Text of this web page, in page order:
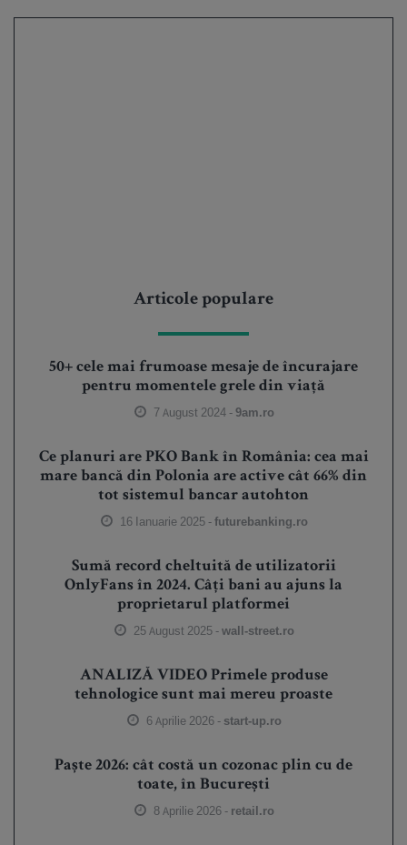
Articole populare
50+ cele mai frumoase mesaje de încurajare
pentru momentele grele din viață
7 August 2024 -9am.ro
Ce planuri are PKO Bank în România: cea mai
mare bancă din Polonia are active cât 66% din
tot sistemul bancar autohton
16 Ianuarie 2025 -futurebanking.ro
Sumă record cheltuită de utilizatorii
OnlyFans în 2024. Câți bani au ajuns la
proprietarul platformei
25 August 2025 -wall-street.ro
ANALIZĂ VIDEO Primele produse
tehnologice sunt mai mereu proaste
6 Aprilie 2026 - start-up.ro
Paște 2026: cât costă un cozonac plin cu de
toate, în București
8 Aprilie 2026 - retail.ro